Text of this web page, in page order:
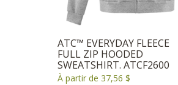
ATC™ EVERYDAY FLEECE
FULL ZIP HOODED
SWEATSHIRT. ATCF2600
À partir de 37,56 $